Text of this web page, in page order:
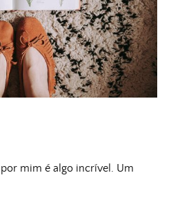
mim é algo incrível. Um